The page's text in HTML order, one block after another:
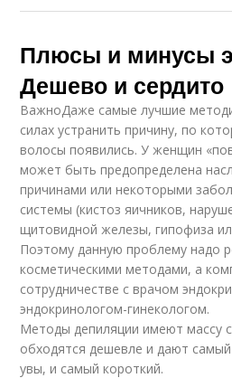
Плюсы и минусы
Дешево и сердито
ВажноДаже самые лучшие
силах устранить причину, по
волосы появились. У женщин
может быть предопределена
причинами или некоторыми
системы (кистоз яичников,
щитовидной железы, гипофиза
Поэтому данную проблему надо
косметическими методами, а
сотрудничестве с врачом
эндокринологом-гинекологом.
Методы депиляции имеют массу
обходятся дешевле и дают
увы, и самый короткий.